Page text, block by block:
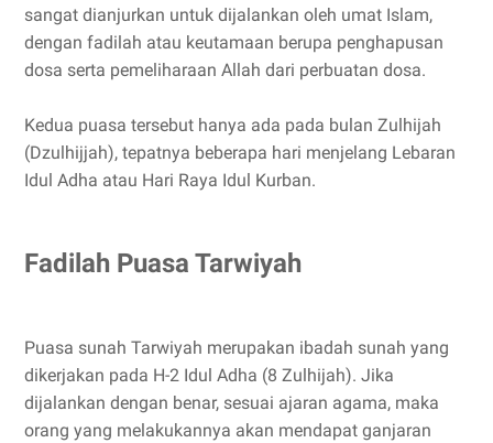
sangat dianjurkan untuk dijalankan oleh umat Islam,
dengan fadilah atau keutamaan berupa penghapusan
dosa serta pemeliharaan Allah dari perbuatan dosa.
Kedua puasa tersebut hanya ada pada bulan Zulhijah
(Dzulhijjah), tepatnya beberapa hari menjelang Lebaran
Idul Adha atau Hari Raya Idul Kurban.
Fadilah Puasa Tarwiyah
Puasa sunah Tarwiyah merupakan ibadah sunah yang
dikerjakan pada H-2 Idul Adha (8 Zulhijah). Jika
dijalankan dengan benar, sesuai ajaran agama, maka
orang yang melakukannya akan mendapat ganjaran